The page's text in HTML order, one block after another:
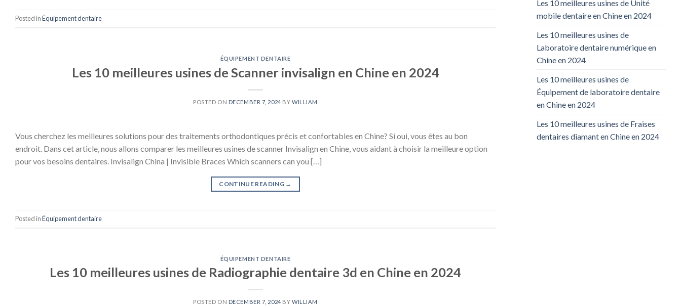
Posted inÉquipement dentaire
ÉQUIPEMENT DENTAIRE
Les 10 meilleures usines de Scanner invisalign en Chine en 2024
POSTED ON DECEMBER 7, 2024 BY WILLIAM
Vous cherchez les meilleures solutions pour des traitements orthodontiques précis et confortables en Chine? Si oui, vous êtes au bon
endroit. Dans cet article, nous allons comparer les meilleures usines de scanner Invisalign en Chine, vous aidant à choisir la meilleure option
pour vos besoins dentaires. Invisalign China | Invisible Braces Which scanners can you […]
CONTINUE READING →
Posted inÉquipement dentaire
ÉQUIPEMENT DENTAIRE
Les 10 meilleures usines de Radiographie dentaire 3d en Chine en 2024
POSTED ON DECEMBER 7, 2024 BY WILLIAM
Les 10 meilleures usines de Unité
mobile dentaire en Chine en 2024
Les 10 meilleures usines de
Laboratoire dentaire numérique en
Chine en 2024
Les 10 meilleures usines de
Équipement de laboratoire dentaire
en Chine en 2024
Les 10 meilleures usines de Fraises
dentaires diamant en Chine en 2024